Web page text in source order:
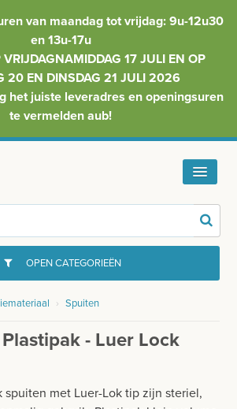
van maandag tot vrijdag: 9u-12u30
en 13u-17u
VRIJDAGNAMIDDAG 17 JULI EN OP
20 EN DINSDAG 21 JULI 2026
het juiste leveradres en openingsuren
te vermelden aub!
OPEN CATEGORIEËN
› Spuiten
- Luer Lock
spuiten met Luer-Lok tip zijn steriel,